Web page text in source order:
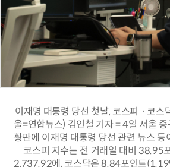
이재명 대통령 당선 첫날, 코스피ㆍ코스
울=연합뉴스) 김인철 기자 = 4일 서울
황판에 이재명 대통령 당선 관련 뉴스
코스피 지수는 전 거래일 대비 38.95
2,737.92에, 코스닥은 8.84포인트